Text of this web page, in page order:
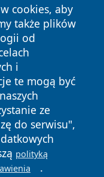
tarnowski
otwarcia
Ryglice,
telefony,
Żabno,
telefony,
cookies, aby
także plików
od
i
te mogą być
ze
do serwisu",
polityką
.